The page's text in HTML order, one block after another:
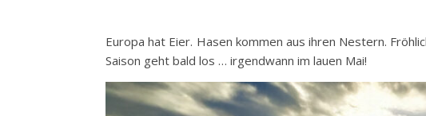
Europa hat Eier. Hasen kommen aus ihren Nestern.
Saison geht bald los … irgendwann im lauen Mai!